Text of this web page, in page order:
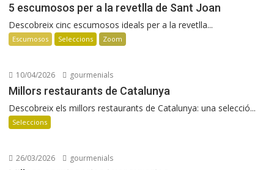
5 escumosos per a la revetlla de Sant Joan
Descobreix cinc escumosos ideals per a la revetlla...
Escumosos Seleccions Zoom
10/04/2026 gourmenials
Millors restaurants de Catalunya
Descobreix els millors restaurants de Catalunya: una selecció...
Seleccions
26/03/2026 gourmenials